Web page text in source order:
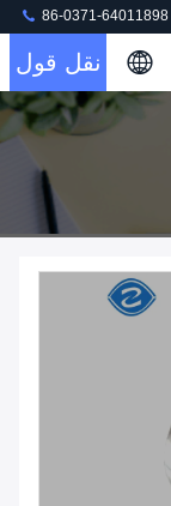
86-0371-64011898
نقل قول